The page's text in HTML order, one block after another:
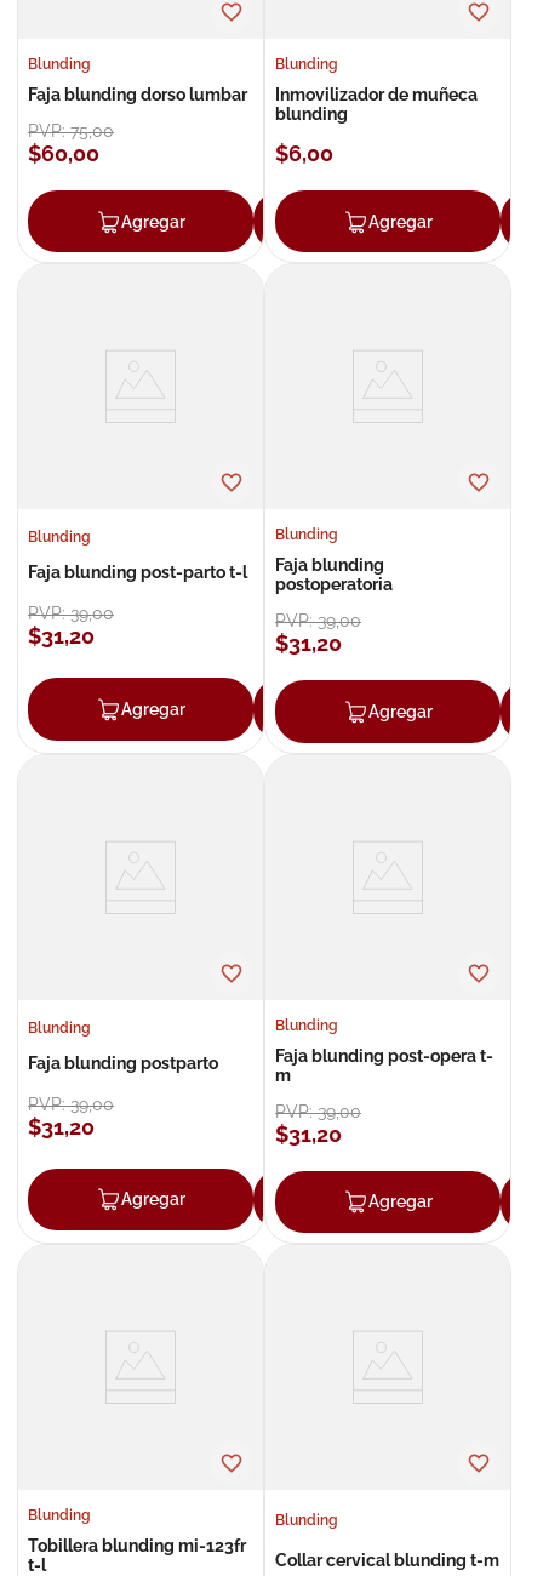
Blunding
Faja blunding dorso lumbar
PVP:75,00
$60,00
Agregar Agregar
Blunding
Inmovilizador de muñeca
blunding
$6,00
Agregar
Blunding
Faja blunding post-parto t-l
PVP:39,00
$31,20
Agregar Agregar
Blunding
Faja blunding
postoperatoria
PVP:39,00
$31,20
Agregar
Blunding
Faja blunding postparto
PVP:39,00
$31,20
Agregar Agregar
Blunding
Faja blunding post-opera t-
m
PVP:39,00
$31,20
Agregar
Blunding
Tobillera blunding mi-123fr
t-l
Blunding
Collar cervical blunding t-m